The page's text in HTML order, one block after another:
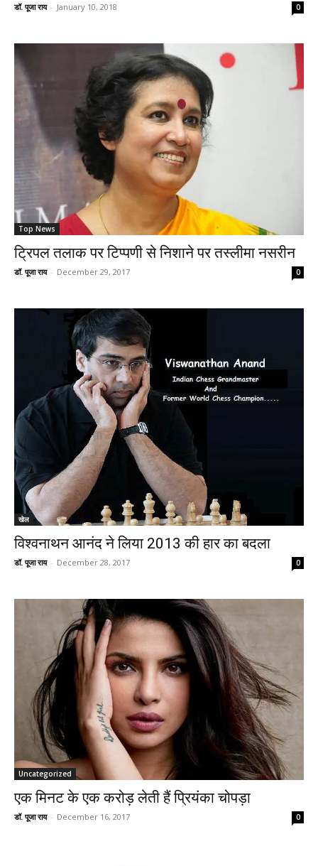
डॉ. पूजा राय - January 10, 2018 0
Top News
ट्रिपल तलाक पर टिप्पणी से निशाने पर तस्लीमा नसरीन
डॉ. पूजा राय - December 29, 2017 0
खेल
विश्वनाथन आनंद ने लिया 2013 की हार का बदला
डॉ. पूजा राय - December 28, 2017 0
Uncategorized
एक मिनट के एक करोड़ लेती हैं प्रियंका चोपड़ा
डॉ. पूजा राय - December 16, 2017 0